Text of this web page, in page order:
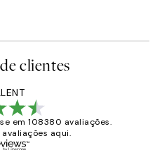
clientes
em 108380 avaliações.
aqui.